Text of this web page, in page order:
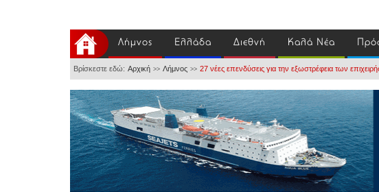
Λήμνος Ελλάδα Διεθνή Καλά Νέα
Βρίσκεστε εδώ: Αρχική >> Λήμνος >> 27 νέες επενδύσεις για την εξωστρέφεια των